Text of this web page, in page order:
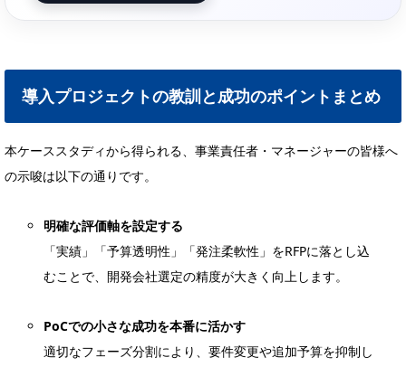
導入プロジェクトの教訓と成功のポイントまとめ
本ケーススタディから得られる、事業責任者・マネージャーの皆様へ
の示唆は以下の通りです。
明確な評価軸を設定する
「実績」「予算透明性」「発注柔軟性」をRFPに落とし込
むことで、開発会社選定の精度が大きく向上します。
PoCでの小さな成功を本番に活かす
適切なフェーズ分割により、要件変更や追加予算を抑制し